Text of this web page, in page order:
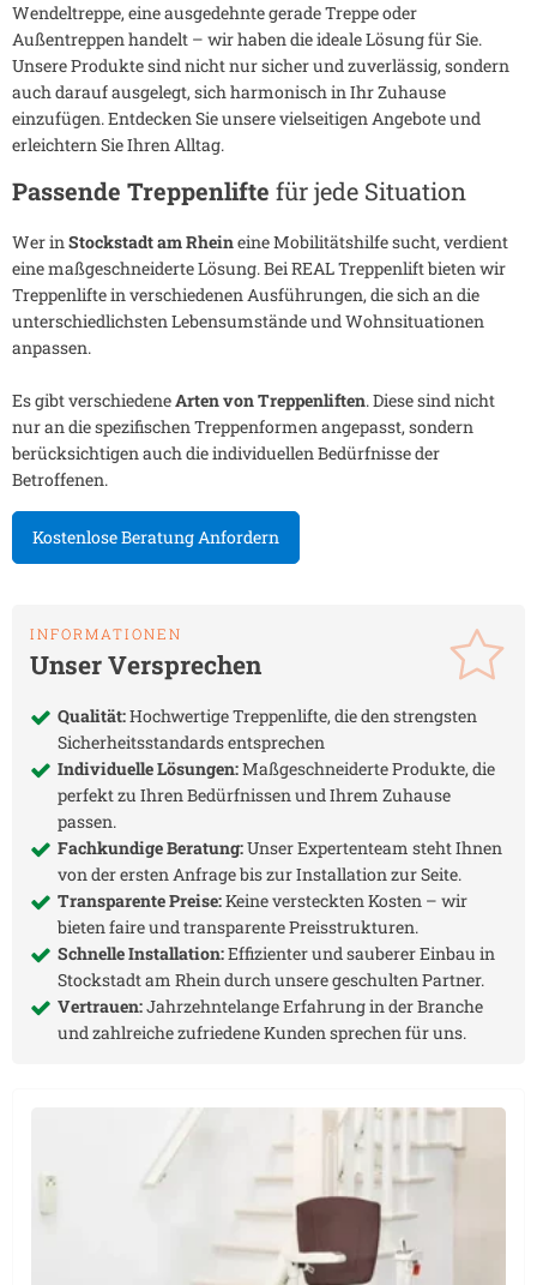
Wendeltreppe, eine ausgedehnte gerade Treppe oder
Außentreppen handelt – wir haben die ideale Lösung für Sie.
Unsere Produkte sind nicht nur sicher und zuverlässig, sondern
auch darauf ausgelegt, sich harmonisch in Ihr Zuhause
einzufügen. Entdecken Sie unsere vielseitigen Angebote und
erleichtern Sie Ihren Alltag.
Passende Treppenlifte für jede Situation
Wer inStockstadt am Rheineine Mobilitätshilfe sucht, verdient
eine maßgeschneiderte Lösung. Bei REAL Treppenlift bieten wir
Treppenlifte in verschiedenen Ausführungen, die sich an die
unterschiedlichsten Lebensumstände und Wohnsituationen
anpassen.
Es gibt verschiedeneArten von Treppenliften. Diese sind nicht
nur an die spezifischen Treppenformen angepasst, sondern
berücksichtigen auch die individuellen Bedürfnisse der
Betroffenen.
Kostenlose Beratung Anfordern
INFORMATIONEN
Unser Versprechen
Qualität:Hochwertige Treppenlifte, die den strengsten
Sicherheitsstandards entsprechen
Individuelle Lösungen:Maßgeschneiderte Produkte, die
perfekt zu Ihren Bedürfnissen und Ihrem Zuhause
passen.
Fachkundige Beratung:Unser Expertenteam steht Ihnen
von der ersten Anfrage bis zur Installation zur Seite.
Transparente Preise:Keine versteckten Kosten – wir
bieten faire und transparente Preisstrukturen.
Schnelle Installation:Effizienter und sauberer Einbau in
Stockstadt am Rheindurch unsere geschulten Partner.
Vertrauen:Jahrzehntelange Erfahrung in der Branche
und zahlreiche zufriedene Kunden sprechen für uns.